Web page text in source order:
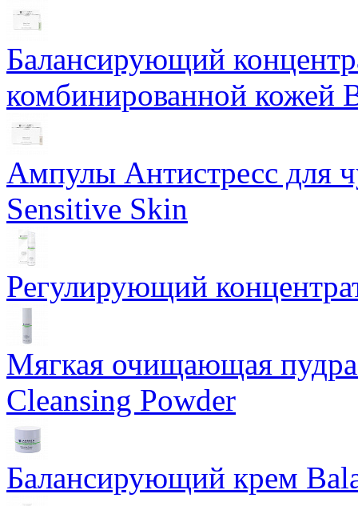
Балансирующий
комбинированной кожей
Ампулы Антистресс для
Sensitive Skin
Регулирующий
Мягкая очищающая
Cleansing Powder
Балансирующий крем